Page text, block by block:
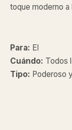
toque moderno a
Para: El
Cuándo: Todos
Tipo: Poderoso